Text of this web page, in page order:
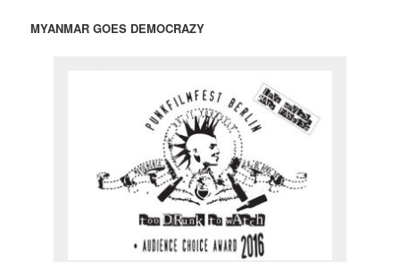
MYANMAR GOES DEMOCRAZY